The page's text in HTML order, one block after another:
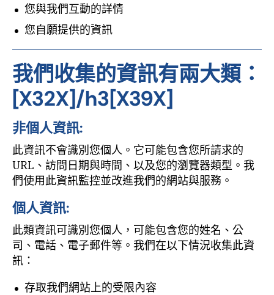
您與我們互動的詳情
您自願提供的資訊
我們收集的資訊有兩大類：
[X32X]/h3[X39X]
非個人資訊:
此資訊不會識別您個人。它可能包含您所請求的
URL、訪問日期與時間、以及您的瀏覽器類型。我
們使用此資訊監控並改進我們的網站與服務。
個人資訊:
此類資訊可識別您個人，可能包含您的姓名、公
司、電話、電子郵件等。我們在以下情況收集此資
訊：
存取我們網站上的受限內容